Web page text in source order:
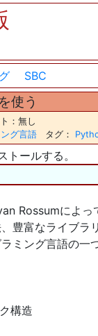
SBC
使う
：無し
グ言語 タグ：
ールする。
Rossumによっ
豊富なライブラ
ミング言語の一
構造